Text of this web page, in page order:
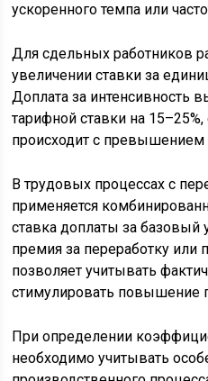
ускоренного темпа или
Для сдельных работников
увеличении ставки за
Доплата за интенсивность
тарифной ставки на
происходит с превышением
В трудовых процессах с
применяется
ставка доплаты за базовый
премия за переработку
позволяет учитывать
стимулировать повышение
При определении
необходимо учитывать